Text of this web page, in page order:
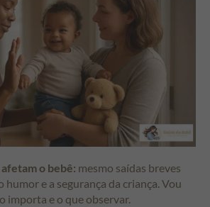
o bebê: mesmo saídas breves
humor e a segurança da criança. Vou
importa e o que observar.